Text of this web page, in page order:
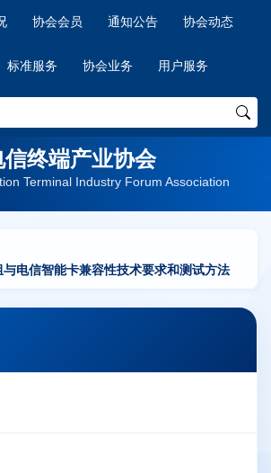
协会会员 通知公告 协会动态
标准服务 协会业务 用户服务
信终端产业协会
Terminal Industry Forum Association
电信智能卡兼容性技术要求和测试方法